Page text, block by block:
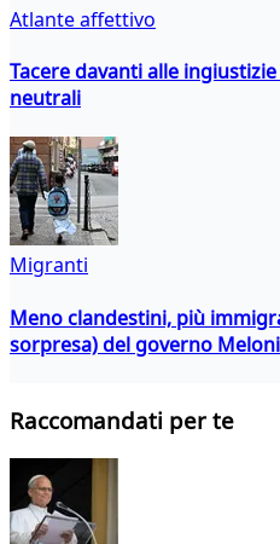
Atlante affettivo
Tacere davanti alle
neutrali
Migranti
Meno clandestini, più
sorpresa) del governo Meloni
Raccomandati per te